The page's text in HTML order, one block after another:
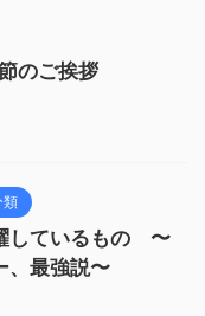
のご挨拶
類
しているもの 〜
、最強説〜